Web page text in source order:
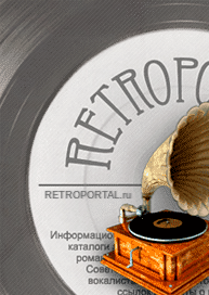
RETROPORTAL.ru